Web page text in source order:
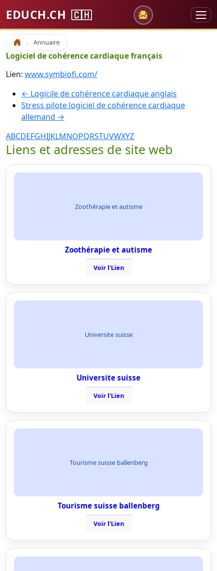
EDUCH.CH 🇨🇭
Accueil Annuaire
Logiciel de cohérence cardiaque français
Lien: www.symbiofi.com/
← Logicile de cohérence cardiaque anglais
Stress pilote logiciel de cohérence cardiaque
allemand →
ABCDEFGHIJKLMNOPQRSTUVWXYZ
Liens et adresses de site web
Zoothérapie et autisme
Zoothérapie et autisme
Voir l'Lien
Universite suisse
Universite suisse
Voir l'Lien
Tourisme suisse ballenberg
Tourisme suisse ballenberg
Voir l'Lien